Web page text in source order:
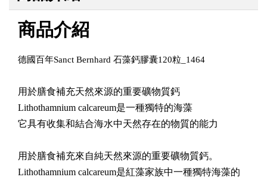
商品介紹
德國百年Sanct Bernhard 石藻鈣膠囊120粒_1464
用於膳食補充天然來源的重要礦物質鈣
Lithothamnium calcareum是一種獨特的海藻
它具有收集和結合海水中天然存在的物質的能力
用於膳食補充來自純天然來源的重要礦物質鈣。
Lithothamnium calcareum是紅藻家族中一種獨特海藻的